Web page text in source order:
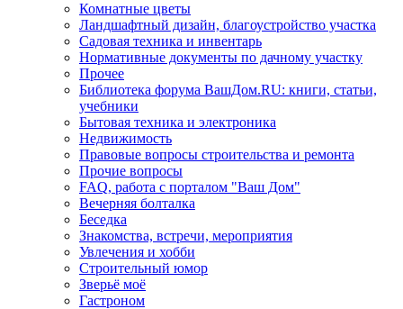
Комнатные цветы
Ландшафтный дизайн, благоустройство участка
Садовая техника и инвентарь
Нормативные документы по дачному участку
Прочее
Библиотека форума ВашДом.RU: книги, статьи,
учебники
Бытовая техника и электроника
Недвижимость
Правовые вопросы строительства и ремонта
Прочие вопросы
FAQ, работа с порталом "Ваш Дом"
Вечерняя болталка
Беседка
Знакомства, встречи, мероприятия
Увлечения и хобби
Строительный юмор
Зверьё моё
Гастроном